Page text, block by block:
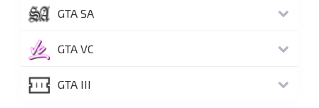
GTA SA
GTA VC
GTA III